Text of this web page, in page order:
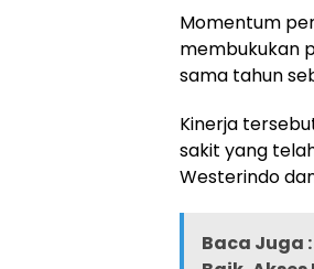
Momentum
membukukan
sama tahun
Kinerja
sakit yang
Westerindo
Baca Juga :